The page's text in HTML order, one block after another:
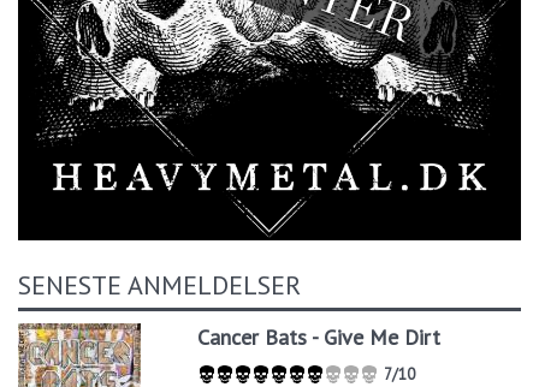
SENESTE ANMELDELSER
Cancer Bats - Give Me Dirt
7/10